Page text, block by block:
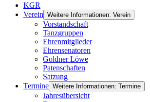
KGR
Verein Weitere Informationen: Verein
Vorstandschaft
Tanzgruppen
Ehrenmitglieder
Ehrensenatoren
Goldner Löwe
Patenschaften
Satzung
Termine Weitere Informationen: Termine
Jahresübersicht